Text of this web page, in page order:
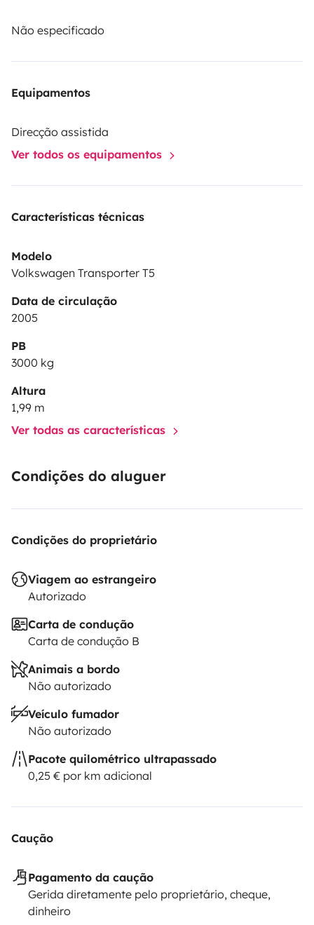
Não especificado
Equipamentos
Direcção assistida
Ver todos os equipamentos
Características técnicas
Modelo
Volkswagen Transporter T5
Data de circulação
2005
PB
3000 kg
Altura
1,99 m
Ver todas as características
Condições do aluguer
Condições do proprietário
Viagem ao estrangeiro
Autorizado
Carta de condução
Carta de condução B
Animais a bordo
Não autorizado
Veículo fumador
Não autorizado
Pacote quilométrico ultrapassado
0,25 € por km adicional
Caução
Pagamento da caução
Gerida diretamente pelo proprietário, cheque,
dinheiro